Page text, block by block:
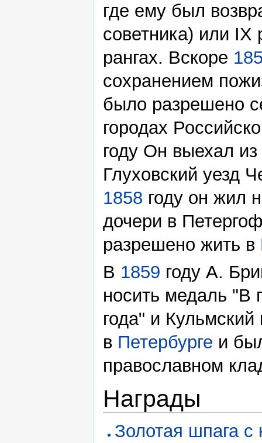
где ему был
советника) или
рангах. Вскоре
сохранением
было разрешено
городах
году Он выехал из
Глуховский уезд
1858 году он жил
дочери в
разрешено жить в
В 1859 году А.
носить медаль "В
года" и
в Петербурге и
православном
Награды
Золотая шпага с